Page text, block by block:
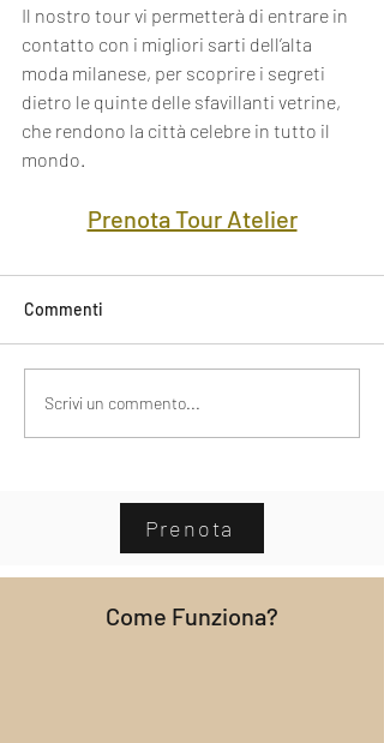
Il nostro tour vi permetterà di entrare in
contatto con i migliori sarti dell’alta
moda milanese, per scoprire i segreti
dietro le quinte delle sfavillanti vetrine,
che rendono la città celebre in tutto il
mondo.
Prenota Tour Atelier
Commenti
Scrivi un commento...
Prenota
Come Funziona?